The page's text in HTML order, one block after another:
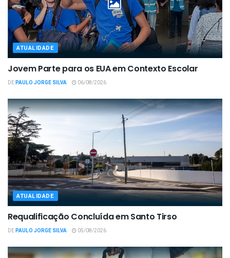
ATUALIDADE
Jovem Parte para os EUA em Contexto Escolar
DEPAULO JORGE SILVA 06/08/2026
ATUALIDADE
Requalificação Concluída em Santo Tirso
DEPAULO JORGE SILVA 05/08/2026